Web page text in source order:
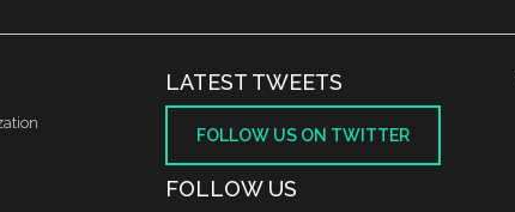
LATEST TWEETS
FOLLOW US ON TWITTER
FOLLOW US